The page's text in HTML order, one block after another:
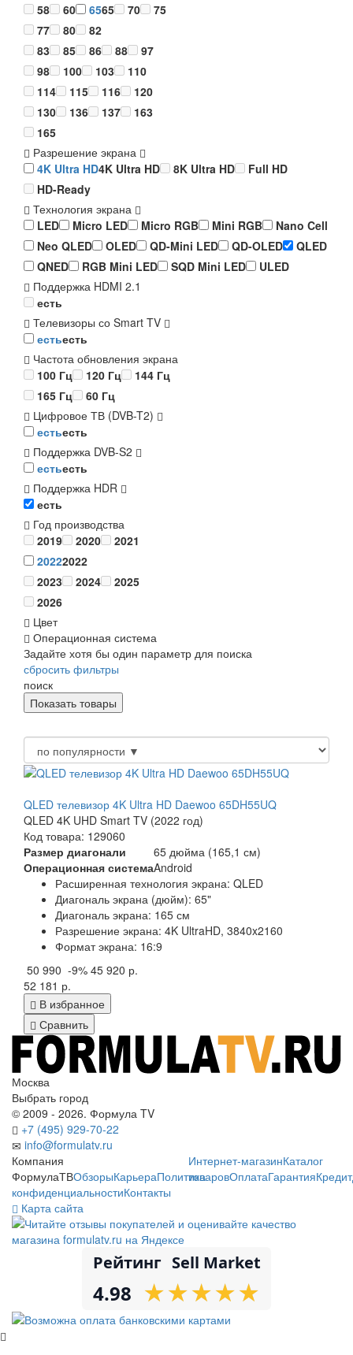
58
60 6565 70
75
77
80
82
83
85 86 88
97
98
100 103
110
114
115 116
120
130
136 137
163
165
Разрешение экрана
4K Ultra HD4K Ultra HD 8K Ultra HD
Full HD
HD-Ready
Технология экрана
LED
Micro LED Micro RGB Mini RGB
Nano Cell
Neo QLED
OLED QD-Mini LED QD-OLED
QLED
QNED
RGB Mini LED SQD Mini LED
ULED
Поддержка HDMI 2.1
есть
Телевизоры со Smart TV
естьесть
Частота обновления экрана
100 Гц
120 Гц
144 Гц
165 Гц
60 Гц
Цифровое ТВ (DVB-T2)
естьесть
Поддержка DVB-S2
естьесть
Поддержка HDR
есть
Год производства
2019
2020
2021
20222022
2023
2024
2025
2026
Цвет
Операционная система
Задайте хотя бы один параметр для поиска
сбросить фильтры
поиск
QLED телевизор 4K Ultra HD Daewoo 65DH55UQ
QLED 4K UHD Smart TV (2022 год)
Код товара: 129060
Размер диагонали
65 дюйма (165,1 см)
Операционная системаAndroid
Расширенная технология экрана: QLED
Диагональ экрана (дюйм): 65"
Диагональ экрана: 165 см
Разрешение экрана: 4K UltraHD, 3840x2160
Формат экрана: 16:9
50 990 -9% 45 920 р.
52 181 р.
В избранное
Сравнить
Москва
Выбрать город
© 2009 - 2026. Формула TV
+7 (495) 929-70-22
info@formulatv.ru
Компания
ФормулаТВОбзорыКарьераПолитика
конфиденциальностиКонтакты
Интернет-магазинКаталог
товаровОплатаГарантияКредит
Карта сайта
Рейтинг Sell Market
4.98 ★
★★
★★
★★
★★
★